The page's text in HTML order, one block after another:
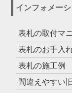
インフォメー
表札の取付マ
表札のお手入
表札の施工例
間違えやすい